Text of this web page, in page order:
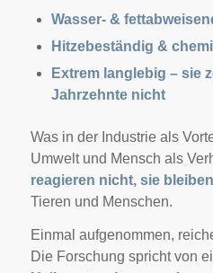
Wasser- &
Hitzebeständig &
Extrem langlebig – sie
Jahrzehnte nicht
Was in der Industrie als
Umwelt und Mensch als
reagieren nicht, sie
Tieren und Menschen.
Einmal aufgenommen,
Die Forschung spricht von